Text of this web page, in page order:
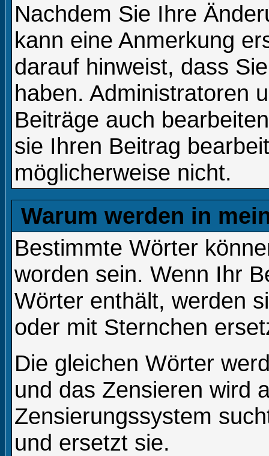
Nachdem Sie Ihre
kann eine Anmerkung
darauf hinweist, dass
haben. Administratoren
Beiträge auch
sie Ihren Beitrag
möglicherweise nicht.
Warum werden in
Bestimmte Wörter
worden sein. Wenn Ihr
Wörter enthält, werden
oder mit Sternchen
Die gleichen Wörter
und das Zensieren wird
Zensierungssystem
und ersetzt sie.